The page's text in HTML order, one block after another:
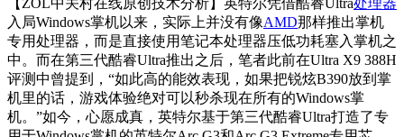
【ZOL中关村在线原创技术分析】英特尔凭借酷睿Ultra处理器
入局Windows掌机以来，实际上并没有像AMD那样推出掌机
专用处理器，而是直接使用笔记本处理器压低功耗塞入掌机之
中。而在第三代酷睿Ultra推出之后，笔者此前在Ultra X9 388H
评测中曾提到，“如此高的能效表现，如果把锐炫B390放到掌
机里的话，游戏体验绝对可以秒杀现在所有的Windows掌
机。”如今，心愿成真，英特尔基于第三代酷睿Ultra打造了专